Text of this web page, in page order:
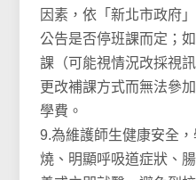
因素，依「新北市政府
公告是否停班課而定；
課（可能視情況改採視
更改補課方式而無法參
學費。
9.為維護師生健康安全
燒、明顯呼吸道症狀、